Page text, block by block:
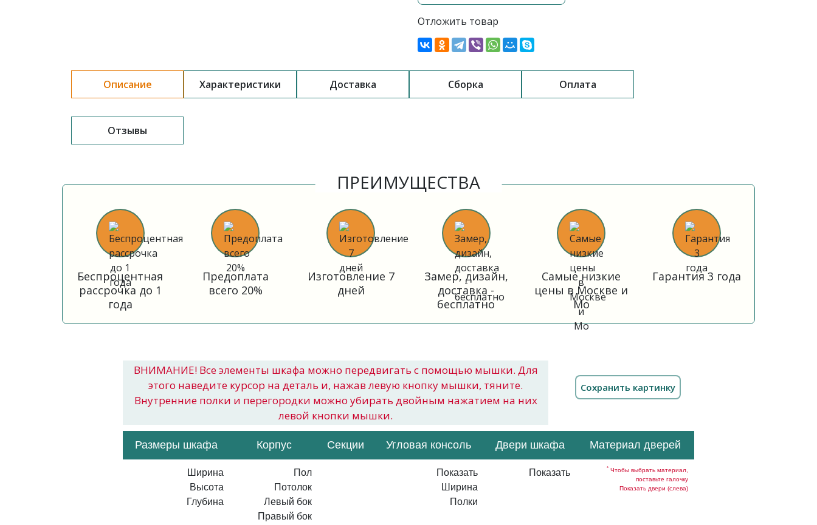
Отложить товар
Описание Характеристики Доставка Сборка Оплата
Отзывы
ПРЕИМУЩЕСТВА
Беспроцентная
рассрочка до 1
года
Предоплата
всего 20%
Изготовление 7
дней
Замер, дизайн,
доставка -
бесплатно
Самые низкие
цены в Москве и
Мо
Гарантия 3 года
ВНИМАНИЕ! Все элементы шкафа можно передвигать с помощью мышки. Для
этого наведите курсор на деталь и, нажав левую кнопку мышки, тяните.
Внутренние полки и перегородки можно убирать двойным нажатием на них
левой кнопки мышки.
Размеры шкафа Корпус Секции Угловая консоль Двери шкафа Материал дверей
Ширина
Высота
Глубина
Пол
Потолок
Левый бок
Правый бок
Показать
Ширина
Полки
Показать * Чтобы выбрать материал,
поставьте галочку
Показать двери (слева)